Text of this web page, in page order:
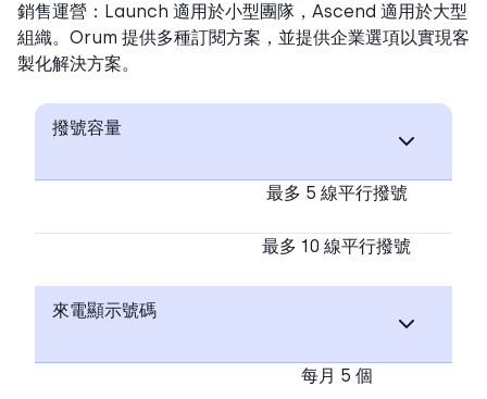
銷售運營：Launch 適用於小型團隊，Ascend 適用於大型
組織。Orum 提供多種訂閱方案，並提供企業選項以實現客
製化解決方案。
撥號容量
最多 5 線平行撥號
最多 10 線平行撥號
來電顯示號碼
每月 5 個